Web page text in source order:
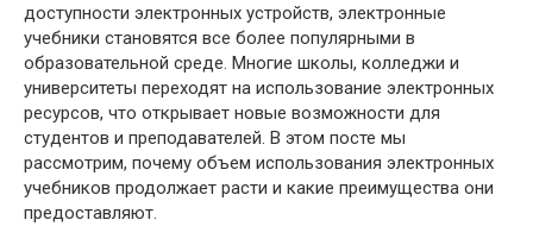
доступности электронных устройств, электронные
учебники становятся все более популярными в
образовательной среде. Многие школы, колледжи и
университеты переходят на использование электронных
ресурсов, что открывает новые возможности для
студентов и преподавателей. В этом посте мы
рассмотрим, почему объем использования электронных
учебников продолжает расти и какие преимущества они
предоставляют.